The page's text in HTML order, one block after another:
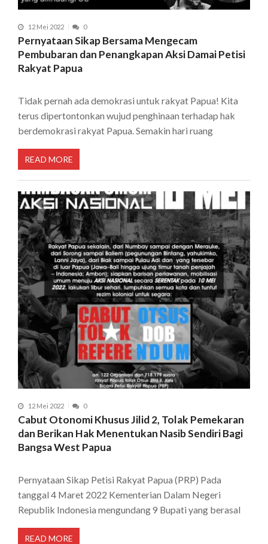
12 Mei 2022 0
Pernyataan Sikap Bersama Mengecam
Pembubaran dan Penangkapan Aksi Damai Petisi
Rakyat Papua
Tidak pernah ada demokrasi untuk rakyat Papua! Kita
terus dipertontonkan wujud penghinaan terhadap hak
berdemokrasi rakyat Papua. Semakin hari ruang
READ MORE
12 Mei 2022 0
Cabut Otonomi Khusus Jilid 2, Tolak Pemekaran
dan Berikan Hak Menentukan Nasib Sendiri Bagi
Bangsa West Papua
Pernyataan Sikap Petisi Rakyat Papua (PRP) Pada
tanggal 4 Maret 2022 Kementerian Dalam Negeri
Republik Indonesia mengundang 9 Bupati yang berasal
READ MORE